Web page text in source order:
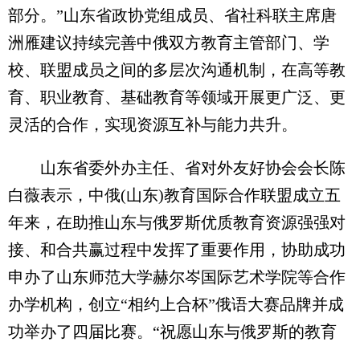
部分。”山东省政协党组成员、省社科联主席唐
洲雁建议持续完善中俄双方教育主管部门、学
校、联盟成员之间的多层次沟通机制，在高等教
育、职业教育、基础教育等领域开展更广泛、更
灵活的合作，实现资源互补与能力共升。
山东省委外办主任、省对外友好协会会长陈
白薇表示，中俄(山东)教育国际合作联盟成立五
年来，在助推山东与俄罗斯优质教育资源强强对
接、和合共赢过程中发挥了重要作用，协助成功
申办了山东师范大学赫尔岑国际艺术学院等合作
办学机构，创立“相约上合杯”俄语大赛品牌并成
功举办了四届比赛。“祝愿山东与俄罗斯的教育